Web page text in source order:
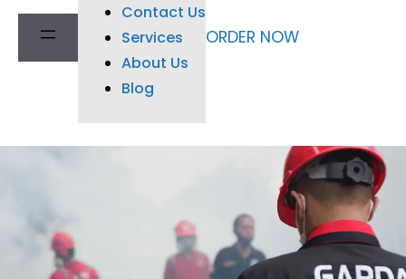
Contact Us
Services
About Us
Blog
ORDER NOW